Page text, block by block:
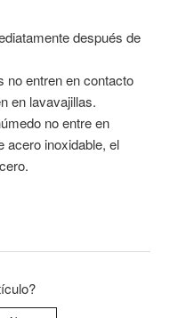
después de
no entren en contacto
en lavavajillas.
no entre en
acero inoxidable, el